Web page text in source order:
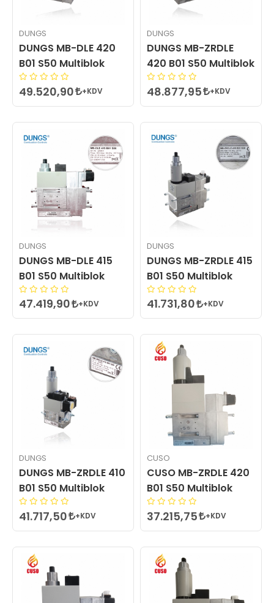
DUNGS
DUNGS MB-DLE 420
B01 S50 Multiblok
49.520,90 +KDV
DUNGS
DUNGS MB-ZRDLE
420 B01 S50 Multiblok
48.877,95 +KDV
DUNGS
DUNGS MB-DLE 415
B01 S50 Multiblok
47.419,90 +KDV
DUNGS
DUNGS MB-ZRDLE 415
B01 S50 Multiblok
41.731,80 +KDV
DUNGS
DUNGS MB-ZRDLE 410
B01 S50 Multiblok
41.717,50 +KDV
CUSO
CUSO MB-ZRDLE 420
B01 S50 Multiblok
37.215,75 +KDV